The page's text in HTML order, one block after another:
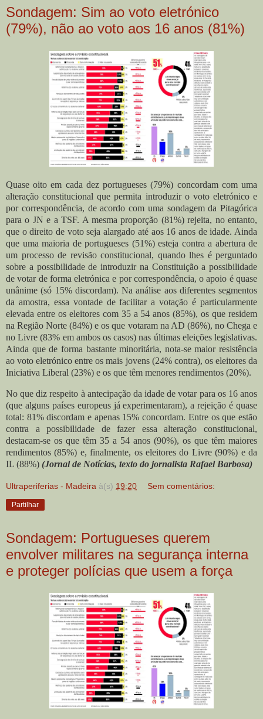
Sondagem: Sim ao voto eletrónico
(79%), não ao voto aos 16 anos (81%)
Quase oito em cada dez portugueses (79%) concordam com uma
alteração constitucional que permita introduzir o voto eletrónico e
por correspondência, de acordo com uma sondagem da Pitagórica
para o JN e a TSF. A mesma proporção (81%) rejeita, no entanto,
que o direito de voto seja alargado até aos 16 anos de idade. Ainda
que uma maioria de portugueses (51%) esteja contra a abertura de
um processo de revisão constitucional, quando lhes é perguntado
sobre a possibilidade de introduzir na Constituição a possibilidade
de votar de forma eletrónica e por correspondência, o apoio é quase
unânime (só 15% discordam). Na análise aos diferentes segmentos
da amostra, essa vontade de facilitar a votação é particularmente
elevada entre os eleitores com 35 a 54 anos (85%), os que residem
na Região Norte (84%) e os que votaram na AD (86%), no Chega e
no Livre (83% em ambos os casos) nas últimas eleições legislativas.
Ainda que de forma bastante minoritária, nota-se maior resistência
ao voto eletrónico entre os mais jovens (24% contra), os eleitores da
Iniciativa Liberal (23%) e os que têm menores rendimentos (20%).
No que diz respeito à antecipação da idade de votar para os 16 anos
(que alguns países europeus já experimentaram), a rejeição é quase
total: 81% discordam e apenas 15% concordam. Entre os que estão
contra a possibilidade de fazer essa alteração constitucional,
destacam-se os que têm 35 a 54 anos (90%), os que têm maiores
rendimentos (85%) e, finalmente, os eleitores do Livre (90%) e da
IL (88%) (Jornal de Notícias, texto do jornalista Rafael Barbosa)
Ultraperiferias - Madeira à(s) 19:20 Sem comentários:
Partilhar
Sondagem: Portugueses querem
envolver militares na segurança interna
e proteger polícias que usem a força